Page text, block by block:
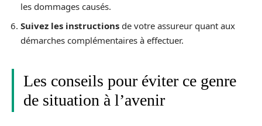
les dommages causés.
Suivez les instructions de votre assureur quant aux
démarches complémentaires à effectuer.
Les conseils pour éviter ce genre
de situation à l’avenir